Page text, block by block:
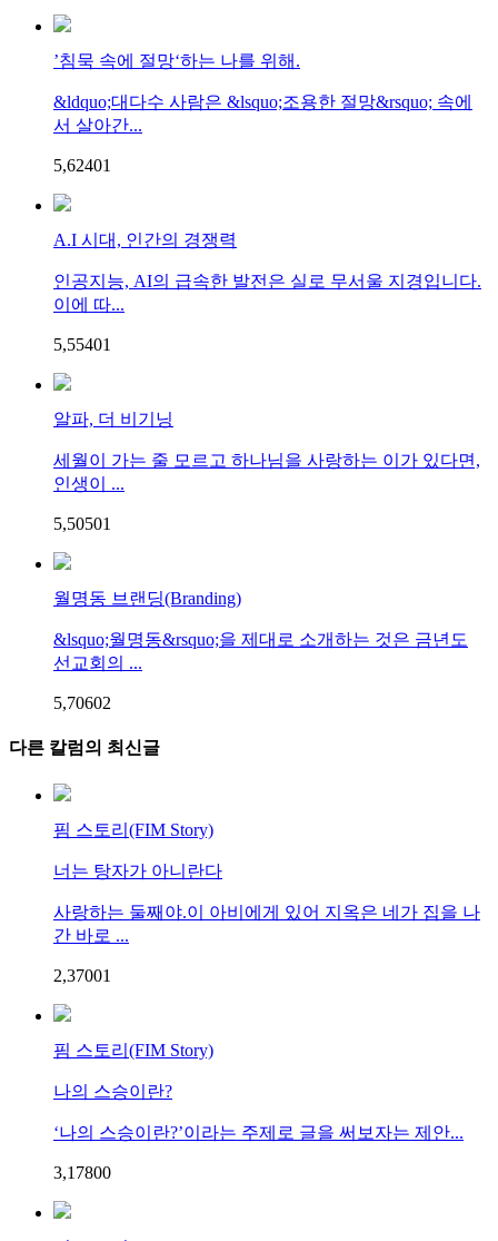
’침묵 속에 절망‘하는 나를 위해.
&ldquo;대다수 사람은 &lsquo;조용한 절망&rsquo; 속에
서 살아간...
5,62401
A.I 시대, 인간의 경쟁력
인공지능, AI의 급속한 발전은 실로 무서울 지경입니다.
이에 따...
5,55401
알파, 더 비기닝
세월이 가는 줄 모르고 하나님을 사랑하는 이가 있다면,
인생이 ...
5,50501
월명동 브랜딩(Branding)
&lsquo;월명동&rsquo;을 제대로 소개하는 것은 금년도
선교회의 ...
5,70602
다른 칼럼의 최신글
핌 스토리(FIM Story)
너는 탕자가 아니란다
사랑하는 둘째야.이 아비에게 있어 지옥은 네가 집을 나
간 바로 ...
2,37001
핌 스토리(FIM Story)
나의 스승이란?
‘나의 스승이란?’이라는 주제로 글을 써보자는 제안...
3,17800